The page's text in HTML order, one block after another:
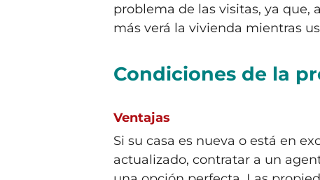
problema de las visitas, ya que,
más verá la vivienda mientras
Condiciones de la
Ventajas
Si su casa es nueva o está en
actualizado, contratar a un